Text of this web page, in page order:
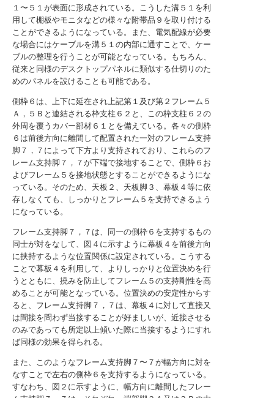
１〜５１が表面に形成されている。こうした溝５１を利
用して棚板やモニタなどの様々な附帯品９を取り付ける
ことができるようになっている。また、電気配線が必要
な場合にはケーブルを溝５１の内部に通すことで、ケー
ブルの整理を行うことが可能となっている。もちろん、
従来と同様のデスクトップパネルに類似する仕切りのた
めのパネルを設けることも可能である。
側枠６は、上下に延在され上記第１及び第２フレーム５
Ａ，５Ｂと連結される枠支柱６２と、この枠支柱６２の
外周を覆うカバー部材６１とを備えている。各々の側枠
６は前後方向に離間して配置された一対のフレーム支持
脚７，７によって下方より支持されており、これらのフ
レーム支持脚７，７が下端で接地することで、側枠６お
よびフレーム５を接地状態とすることができるようにな
っている。そのため、天板２、天板脚３、幕板４等に依
存しなくても、しっかりとフレーム５を支持できるよう
になっている。
フレーム支持脚７，７は、同一の側枠６を支持するもの
同士が対をなして、図４に示すように幕板４を前後方向
に挟持するような位置関係に設定されている。こうする
ことで幕板４を利用して、よりしっかりと位置決めを行
うとともに、撓みを防止してフレーム５の支持剛性を高
めることが可能となっている。位置決めの安定性からす
ると、フレーム支持脚７，７は、幕板４に対して直接又
は間接を問わず当接することが好ましいが、近接させる
のみであっても所定以上傾いた際に当接するようにすれ
ば同様の効果を得られる。
また、このようなフレーム支持脚７〜７が幅方向に対を
なすことで左右の側枠６を支持するようになっている。
すなわち、図２に示すように、幅方向に離間したフレー